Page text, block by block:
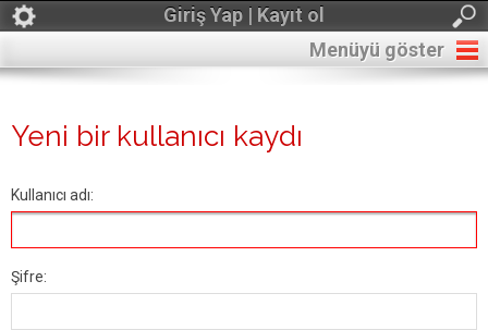
Giriş Yap | Kayıt ol
Menüyü göster
Yeni bir kullanıcı kaydı
Kullanıcı adı:
Şifre: